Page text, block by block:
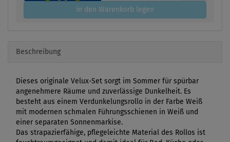
in den Warenkorb legen
Beschreibung
Dieses originale Velux-Set sorgt im Sommer für spürbar
angenehmere Räume und zuverlässige Dunkelheit. Es
besteht aus einem Verdunkelungsrollo in der Farbe Weiß
mit modernen schmalen Führungsschienen in Weiß und
einer separaten Sonnenmarkise.
Das strapazierfähige, pflegeleichte Material des Rollos ist